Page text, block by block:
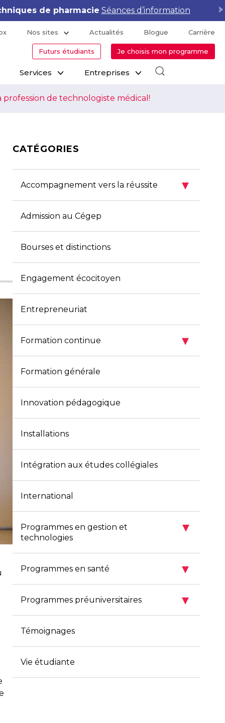
Pro & WooCommerceVoir le calendrier
Nos sites Actualités Blogue Carrière
Futurs étudiants Je choisis mon programme
Services Entreprises
profession de technologiste médical!
CATÉGORIES
Accompagnement vers la réussite ▾
Admission au Cégep
Bourses et distinctions
Engagement écocitoyen
Entrepreneuriat
Formation continue ▾
Formation générale
Innovation pédagogique
Installations
Intégration aux études collégiales
International
Programmes en gestion et
technologies
▾
Programmes en santé ▾
Programmes préuniversitaires ▾
Témoignages
Vie étudiante